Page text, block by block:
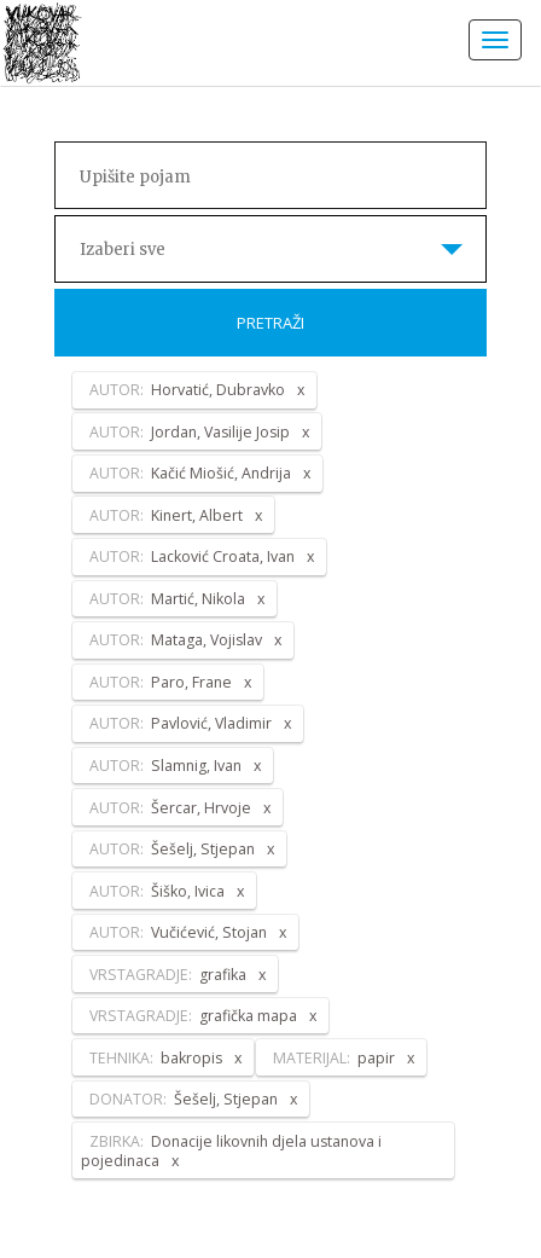
Izaberi sve
PRETRAŽI
AUTOR: Horvatić, Dubravko
AUTOR: Jordan, Vasilije Josip
AUTOR: Kačić Miošić, Andrija
AUTOR: Kinert, Albert
AUTOR: Lacković Croata, Ivan
AUTOR: Martić, Nikola
AUTOR: Mataga, Vojislav
AUTOR: Paro, Frane
AUTOR: Pavlović, Vladimir
AUTOR: Slamnig, Ivan
AUTOR: Šercar, Hrvoje
AUTOR: Šešelj, Stjepan
AUTOR: Šiško, Ivica
AUTOR: Vučićević, Stojan
VRSTAGRADJE: grafika
VRSTAGRADJE: grafička mapa
TEHNIKA: bakropis MATERIJAL: papir
DONATOR: Šešelj, Stjepan
ZBIRKA: Donacije likovnih djela ustanova i
pojedinaca